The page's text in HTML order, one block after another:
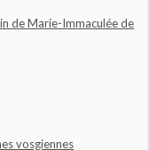
de Marie-Immaculée de
vosgiennes